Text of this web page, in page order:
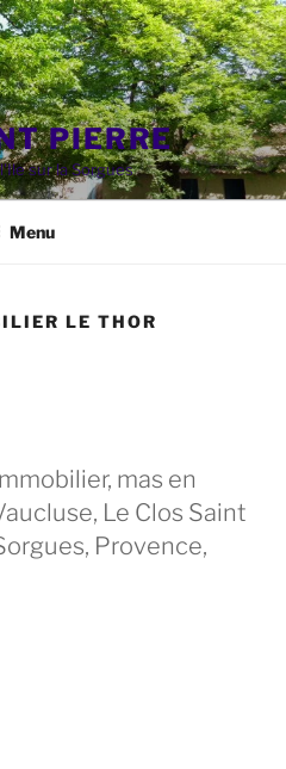
PIERRE
sur la Sorgues
Menu
LE THOR
mas en
Le Clos Saint
Provence,